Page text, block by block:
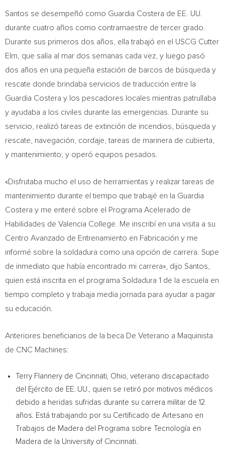
Santos se desempeñó como Guardia Costera de EE. UU.
durante cuatro años como contramaestre de tercer grado.
Durante sus primeros dos años, ella trabajó en el USCG Cutter
Elm, que salía al mar dos semanas cada vez, y luego pasó
dos años en una pequeña estación de barcos de búsqueda y
rescate donde brindaba servicios de traducción entre la
Guardia Costera y los pescadores locales mientras patrullaba
y ayudaba a los civiles durante las emergencias. Durante su
servicio, realizó tareas de extinción de incendios, búsqueda y
rescate, navegación, cordaje, tareas de marinera de cubierta,
y mantenimiento; y operó equipos pesados.
«Disfrutaba mucho el uso de herramientas y realizar tareas de
mantenimiento durante el tiempo que trabajé en la Guardia
Costera y me enteré sobre el Programa Acelerado de
Habilidades de Valencia College . Me inscribí en una visita a su
Centro Avanzado de Entrenamiento en Fabricación y me
informé sobre la soldadura como una opción de carrera. Supe
de inmediato que había encontrado mi carrera», dijo Santos,
quien está inscrita en el programa Soldadura 1 de la escuela en
tiempo completo y trabaja media jornada para ayudar a pagar
su educación.
Anteriores beneficiarios de la beca De Veterano a Maquinista
de CNC Machines:
Terry Flannery de Cincinnati, Ohio, veterano discapacitado
del Ejército de EE. UU., quien se retiró por motivos médicos
debido a heridas sufridas durante su carrera militar de 12
años. Está trabajando por su Certificado de Artesano en
Trabajos de Madera del Programa sobre Tecnología en
Madera de la University of Cincinnati.